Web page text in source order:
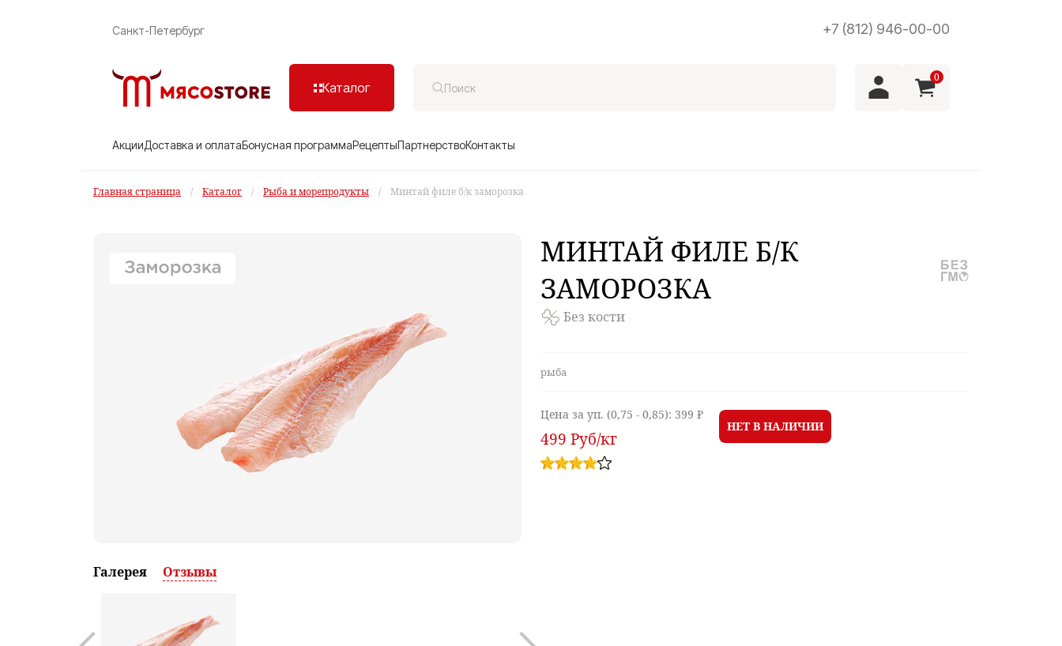
Санкт-Петербург +7 (812) 946-00-00
Каталог
0
АкцииДоставка и оплатаБонусная программаРецептыПартнерствоКонтакты
Главная страница / Каталог / Рыба и морепродукты / Минтай филе б/к заморозка
Галерея Отзывы
МИНТАЙ ФИЛЕ Б/К
ЗАМОРОЗКА
Без кости
рыба
Цена за уп. (0,75 - 0,85): 399 ₽
499 Руб/кг
НЕТ В НАЛИЧИИ